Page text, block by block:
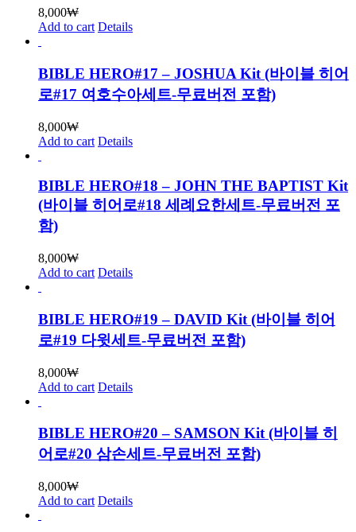
8,000₩
Add to cart Details
BIBLE HERO#17 – JOSHUA Kit (바이블 히어
로#17 여호수아세트-무료버전 포함)
8,000₩
Add to cart Details
BIBLE HERO#18 – JOHN THE BAPTIST Kit
(바이블 히어로#18 세례요한세트-무료버전 포
함)
8,000₩
Add to cart Details
BIBLE HERO#19 – DAVID Kit (바이블 히어
로#19 다윗세트-무료버전 포함)
8,000₩
Add to cart Details
BIBLE HERO#20 – SAMSON Kit (바이블 히
어로#20 삼손세트-무료버전 포함)
8,000₩
Add to cart Details